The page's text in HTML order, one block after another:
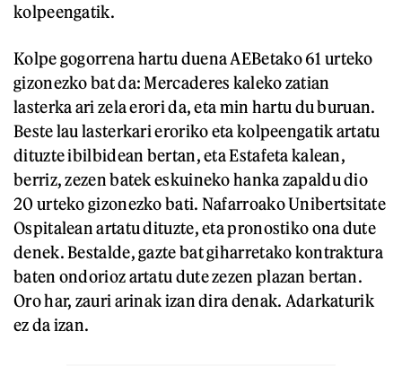
kolpeengatik.
Kolpe gogorrena hartu duena AEBetako 61 urteko
gizonezko bat da: Mercaderes kaleko zatian
lasterka ari zela erori da, eta min hartu du buruan.
Beste lau lasterkari eroriko eta kolpeengatik artatu
dituzte ibilbidean bertan, eta Estafeta kalean,
berriz, zezen batek eskuineko hanka zapaldu dio
20 urteko gizonezko bati. Nafarroako Unibertsitate
Ospitalean artatu dituzte, eta pronostiko ona dute
denek. Bestalde, gazte bat giharretako kontraktura
baten ondorioz artatu dute zezen plazan bertan.
Oro har, zauri arinak izan dira denak. Adarkaturik
ez da izan.